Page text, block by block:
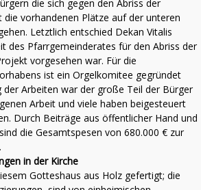
die sich gegen den Abriss der
vorhandenen Plätze auf der unteren
Letztlich entschied Dekan Vitalis
des Pfarrgemeinderates für den Abriss der
vorgesehen war. Für die
ist ein Orgelkomitee gegründet
der Arbeiten war der große Teil der Bürger
Arbeit und viele haben beigesteuert
Durch Beiträge aus öffentlicher Hand und
die Gesamtspesen von 680.000 € zur
in der Kirche
Gotteshaus aus Holz gefertigt; die